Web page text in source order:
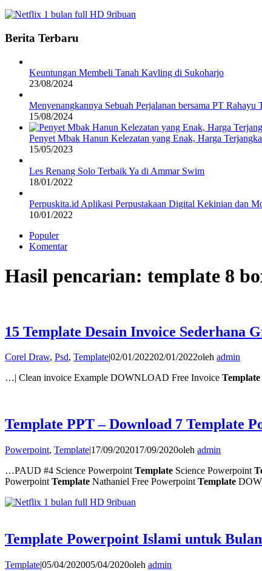
Berita Terbaru
Keuntungan Membeli Tanah Kavling di Sukoharjo
23/08/2024
Menyenangkannya Sebuah Perjalanan bersama PT Rahayu
15/08/2024
Penyet Mbak Hanun Kelezatan yang Enak, Harga
15/05/2023
Les Renang Solo Terbaik Ya di Ammar Swim
18/01/2022
Perpuskita.id Aplikasi Perpustakaan Digital Kekinian dan
10/01/2022
Populer
Komentar
Hasil pencarian: template 8
15 Template Desain Invoice Sederhana
Corel Draw, Psd, Template02/01/202202/01/2022oleh admin
…| Clean invoice Example DOWNLOAD Free Invoice Template
Template PPT – Download 7 Template
Powerpoint, Template|17/09/202017/09/2020oleh admin
…PAUD #4 Science Powerpoint Template Science Powerpoint
Powerpoint Template Nathaniel Free Powerpoint Template
Template Powerpoint Islami untuk
Template|05/04/202005/04/2020oleh admin